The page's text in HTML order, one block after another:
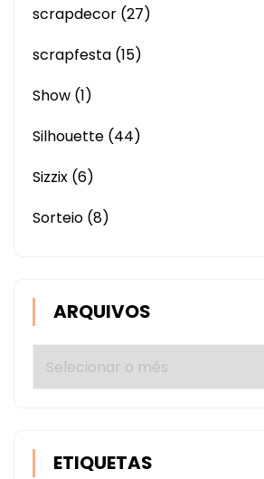
scrapdecor (27)
scrapfesta (15)
Show (1)
Silhouette (44)
Sizzix (6)
Sorteio (8)
ARQUIVOS
Arquivos
ETIQUETAS